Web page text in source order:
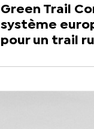
Green Trail
système
pour un trail